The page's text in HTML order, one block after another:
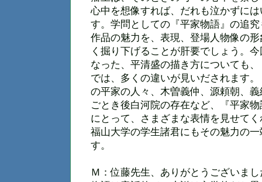
心中を想像すれば、だれも泣かずに
す。学問としての『平家物語』の追
作品の魅力を、表現、登場人物像の
く掘り下げることが肝要でしょう。
なった、平清盛の描き方についても
では、多くの違いが見いだされます
の平家の人々、木曽義仲、源頼朝、
ごとき後白河院の存在など、『平家
にとって、さまざまな表情を見せて
福山大学の学生諸君にもその魅力の
す。
Ｍ：位藤先生、ありがとうございまし